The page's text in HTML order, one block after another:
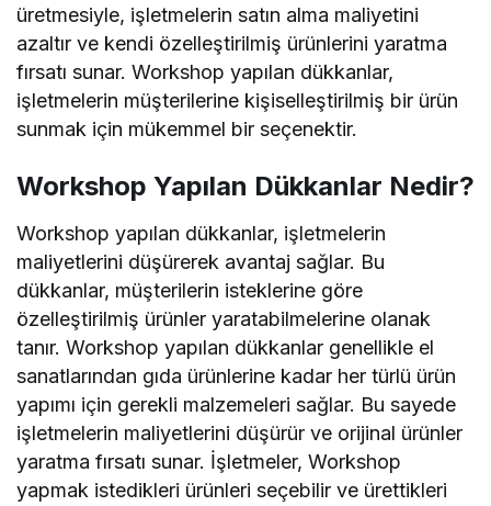
üretmesiyle, işletmelerin satın alma maliyetini
azaltır ve kendi özelleştirilmiş ürünlerini yaratma
fırsatı sunar. Workshop yapılan dükkanlar,
işletmelerin müşterilerine kişiselleştirilmiş bir ürün
sunmak için mükemmel bir seçenektir.
Workshop Yapılan Dükkanlar Nedir?
Workshop yapılan dükkanlar, işletmelerin
maliyetlerini düşürerek avantaj sağlar. Bu
dükkanlar, müşterilerin isteklerine göre
özelleştirilmiş ürünler yaratabilmelerine olanak
tanır. Workshop yapılan dükkanlar genellikle el
sanatlarından gıda ürünlerine kadar her türlü ürün
yapımı için gerekli malzemeleri sağlar. Bu sayede
işletmelerin maliyetlerini düşürür ve orijinal ürünler
yaratma fırsatı sunar. İşletmeler, Workshop
yapmak istedikleri ürünleri seçebilir ve ürettikleri